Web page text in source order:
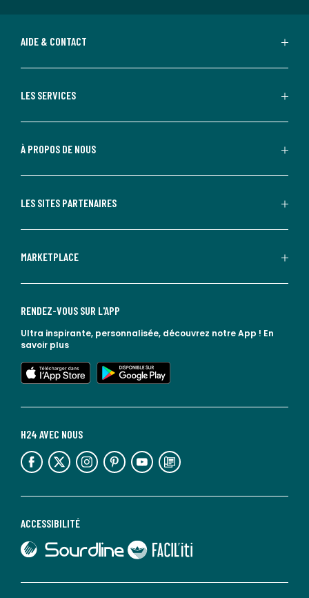
AIDE & CONTACT
LES SERVICES
À PROPOS DE NOUS
LES SITES PARTENAIRES
MARKETPLACE
ACCESSIBILITÉ
lien vers Sourdline
lien vers Faciliti
H24 AVEC NOUS
lien vers l'espace réseaux sociaux lien vers l'espace réseaux sociaux lien vers l'espace réseaux sociaux lien vers l'espace réseaux sociaux lien vers l'espace réseaux sociaux lien vers le blog la redoute
RENDEZ-VOUS SUR L'APP
Ultra inspirante, personnalisée, découvrez notre App ! En
savoir plus
lien vers l'app store
lien vers google play